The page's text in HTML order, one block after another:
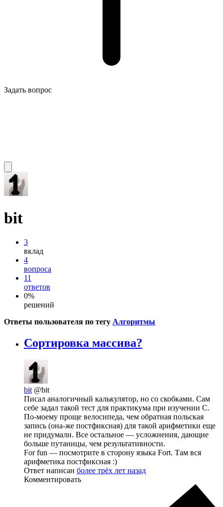
Задать вопрос
bit
3
вклад
4
вопроса
11
ответов
0%
решений
Ответы пользователя по тегу Алгоритмы
Сортировка массива?
bit @bit
Писал аналогичный калькулятор, но со скобками. Сам
себе задал такой тест для практикума при изучении C.
По-моему проще велосипеда, чем обратная польская
запись (она-же постфиксная) для такой арифметики еще
не придумали. Все остальное — усложнения, дающие
больше путаницы, чем результативности.
For fun — посмотрите в сторону языка Fort. Там вся
арифметика постфиксная :)
Ответ написан более трёх лет назад
Комментировать